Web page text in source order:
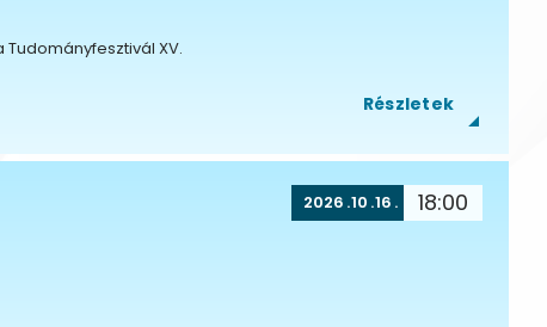
XV.
Részletek
2026 10 16 18:00